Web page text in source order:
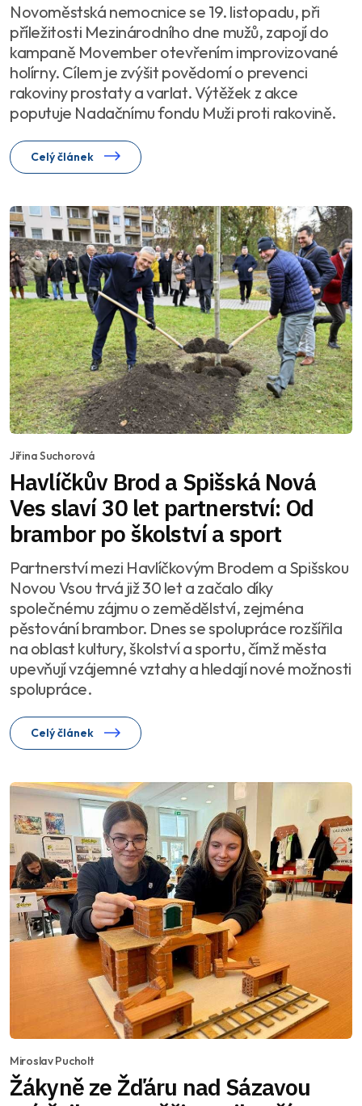
Novoměstská nemocnice se 19. listopadu, při
příležitosti Mezinárodního dne mužů, zapojí do
kampaně Movember otevřením improvizované
holírny. Cílem je zvýšit povědomí o prevenci
rakoviny prostaty a varlat. Výtěžek z akce
poputuje Nadačnímu fondu Muži proti rakovině.
Celý článek
Jiřina Suchorová
Havlíčkův Brod a Spišská Nová
Ves slaví 30 let partnerství: Od
brambor po školství a sport
Partnerství mezi Havlíčkovým Brodem a Spišskou
Novou Vsou trvá již 30 let a začalo díky
společnému zájmu o zemědělství, zejména
pěstování brambor. Dnes se spolupráce rozšířila
na oblast kultury, školství a sportu, čímž města
upevňují vzájemné vztahy a hledají nové možnosti
spolupráce.
Celý článek
Miroslav Pucholt
Žákyně ze Žďáru nad Sázavou